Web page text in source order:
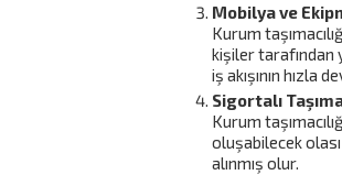
Mobilya ve
Kurum
kişiler tarafından
iş akışının hızla
Sigortalı
Kurum
oluşabilecek
alınmış olur.